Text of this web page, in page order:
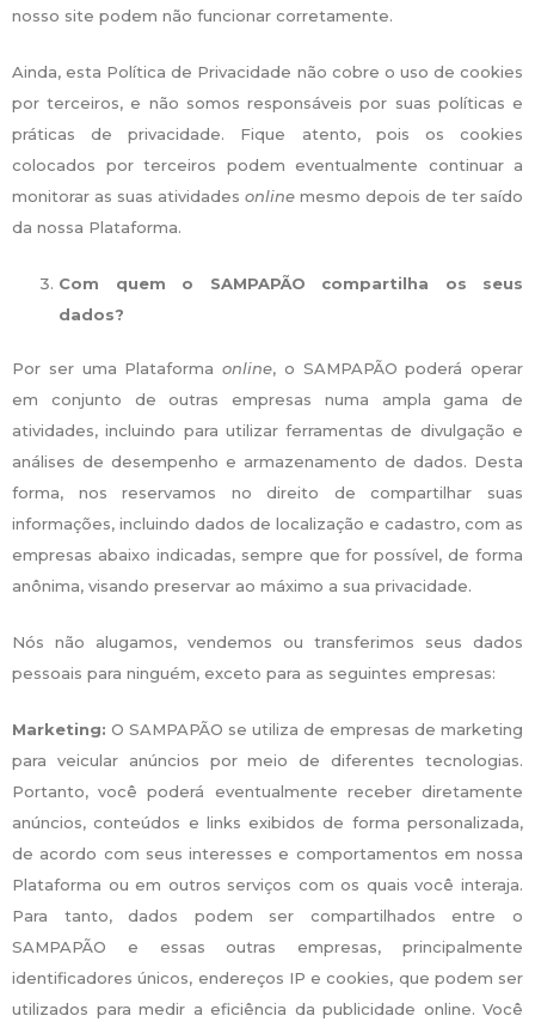
nosso site podem não funcionar corretamente.
Ainda, esta Política de Privacidade não cobre o uso de cookies
por terceiros, e não somos responsáveis por suas políticas e
práticas de privacidade. Fique atento, pois os cookies
colocados por terceiros podem eventualmente continuar a
monitorar as suas atividades online mesmo depois de ter saído
da nossa Plataforma.
Com quem o SAMPAPÃO compartilha os seus
dados?
Por ser uma Plataforma online, o SAMPAPÃO poderá operar
em conjunto de outras empresas numa ampla gama de
atividades, incluindo para utilizar ferramentas de divulgação e
análises de desempenho e armazenamento de dados. Desta
forma, nos reservamos no direito de compartilhar suas
informações, incluindo dados de localização e cadastro, com as
empresas abaixo indicadas, sempre que for possível, de forma
anônima, visando preservar ao máximo a sua privacidade.
Nós não alugamos, vendemos ou transferimos seus dados
pessoais para ninguém, exceto para as seguintes empresas:
Marketing: O SAMPAPÃO se utiliza de empresas de marketing
para veicular anúncios por meio de diferentes tecnologias.
Portanto, você poderá eventualmente receber diretamente
anúncios, conteúdos e links exibidos de forma personalizada,
de acordo com seus interesses e comportamentos em nossa
Plataforma ou em outros serviços com os quais você interaja.
Para tanto, dados podem ser compartilhados entre o
SAMPAPÃO e essas outras empresas, principalmente
identificadores únicos, endereços IP e cookies, que podem ser
utilizados para medir a eficiência da publicidade online. Você